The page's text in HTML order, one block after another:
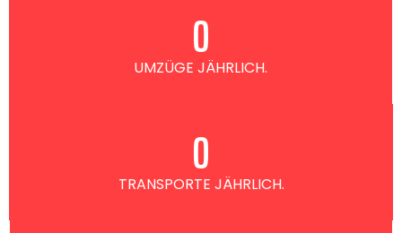
UMZÜGE JÄHRLICH.
0
TRANSPORTE JÄHRLICH.
0